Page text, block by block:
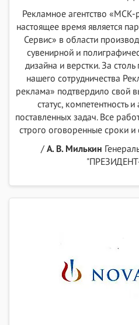
Рекламное агентство
настоящее время является
Сервис» в области
сувенирной и
дизайна и верстки. За
нашего сотрудничества
реклама» подтвердило свой
статус, компетентность
поставленных задач. Все
строго оговоренные сроки
/ А. В. Милькин